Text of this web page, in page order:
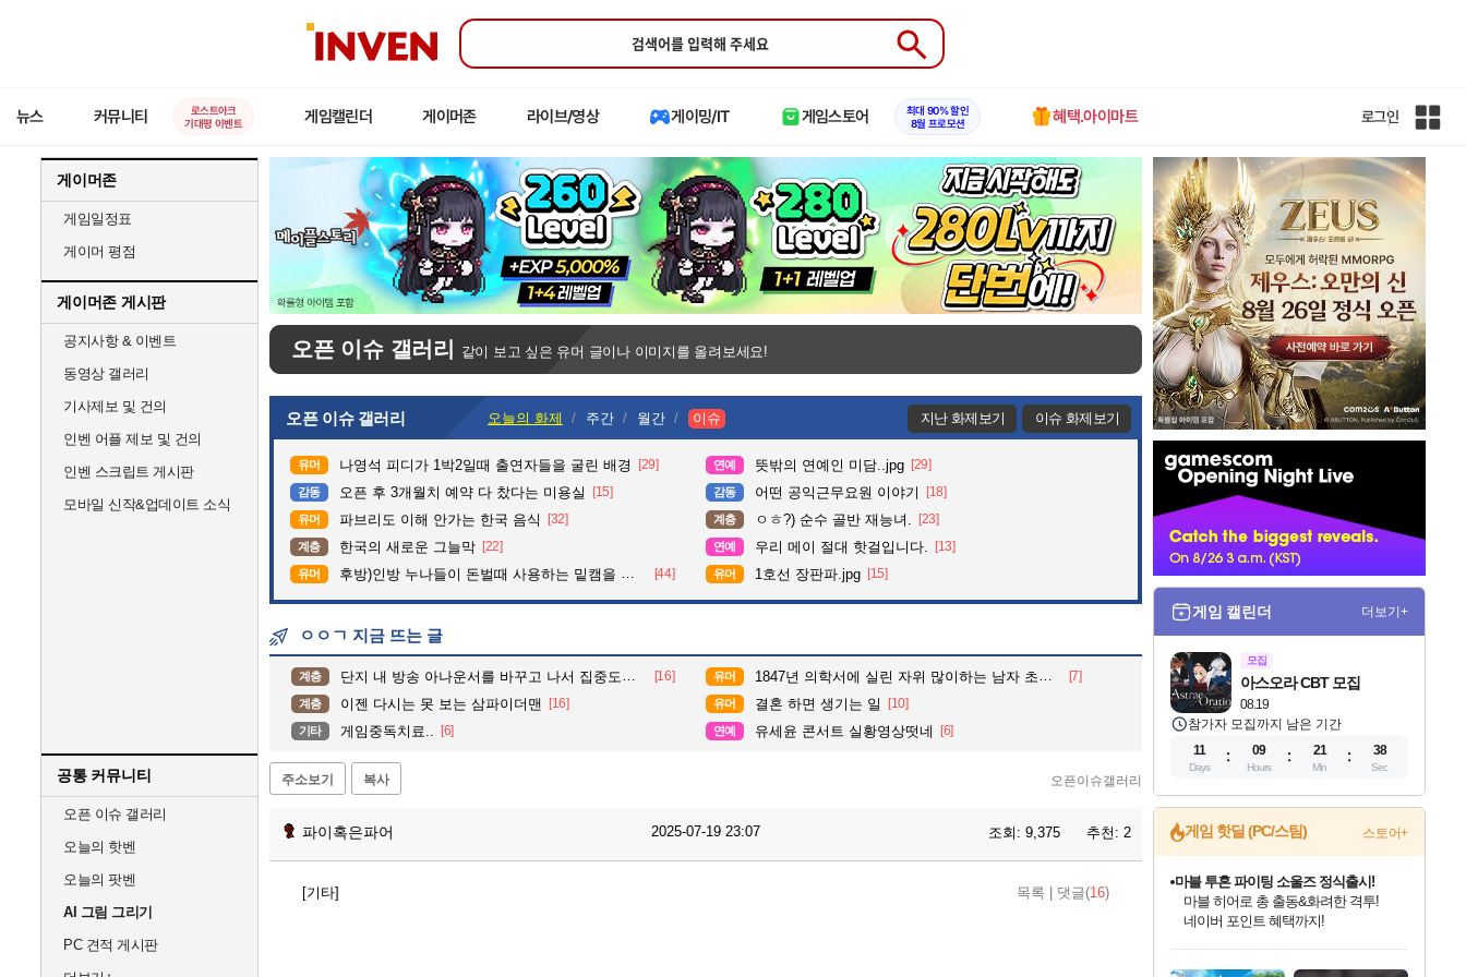
인
Submit
뉴스 커뮤니티
로스트아크
기대평 이벤트
게임캘린더 게이머존 라이브/영상 게이밍/IT 게임스토어
최대 90% 할인
8월 프로모션
혜택.아이마트 로그인
인
게이머존
게임일정표
게이머 평점
게이머존 게시판
공지사항 & 이벤트
동영상 갤러리
기사제보 및 건의
인벤 어플 제보 및 건의
인벤 스크립트 게시판
모바일 신작&업데이트 소식
공통 커뮤니티
오픈 이슈 갤러리
오늘의 핫벤
오늘의 팟벤
AI 그림 그리기
PC 견적 게시판
오픈 이슈 갤러리 같이 보고 싶은 유머 글이나 이미지를 올려보세요!
오픈 이슈 갤러리 오늘의 화제 주간 월간 이슈 지난 화제보기 이슈 화제보기
유머 나영석 피디가 1박2일때 출연자들을 굴린 배경 [29] 연예 뜻밖의 연예인 미담..jpg [29]
감동 오픈 후 3개월치 예약 다 찼다는 미용실 [15] 감동 어떤 공익근무요원 이야기 [18]
유머 파브리도 이해 안가는 한국 음식 [32] 계층 ㅇㅎ?) 순수 골반 재능녀. [23]
계층 한국의 새로운 그늘막 [22] 연예 우리 메이 절대 핫걸입니다. [13]
유머 후방)인방 누나들이 돈벌때 사용하는 밑캠을 알아보자 [44] 유머 1호선 장판파.jpg [15]
ㅇㅇㄱ 지금 뜨는 글
계층 단지 내 방송 아나운서를 바꾸고 나서 집중도가 확 올라갔다는 한 아파트의 안내방송 [16] 유머 1847년 의학서에 실린 자위 많이하는 남자 초상화 [7]
계층 이젠 다시는 못 보는 삼파이더맨 [16] 유머 결혼 하면 생기는 일 [10]
기타 게임중독치료.. [6] 연예 유세윤 콘서트 실황영상떳네 [6]
주소보기 복사 오픈이슈갤러리
파이혹은파어 2025-07-19 23:07 조회: 9,375 추천: 2
[기타] 목록 댓글(16)
벤
게임 캘린더 더보기+
모집
08.19
아스오라 CBT 모집
참가자 모집까지 남은 기간
11
Days
09
Hours
21
Min
37
Sec
게임 핫딜 (PC/스팀) 스토어+
마블 투혼 파이팅 소울즈 정식출시!
마블 히어로 총 출동&화려한 격투!
네이버 포인트 혜택까지!